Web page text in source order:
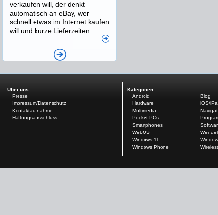
verkaufen will, der denkt
automatisch an eBay, wer
schnell etwas im Internet kaufen
will und kurze Lieferzeiten ...
Über uns
Presse
Impressum/Datenschutz
Kontaktaufnahme
Haftungsausschluss
Kategorien
Android
Blog
Hardware
iOS/
Multimedia
Pocket PCs
Smartphones
WebOS
Windows 11
Windows Phone